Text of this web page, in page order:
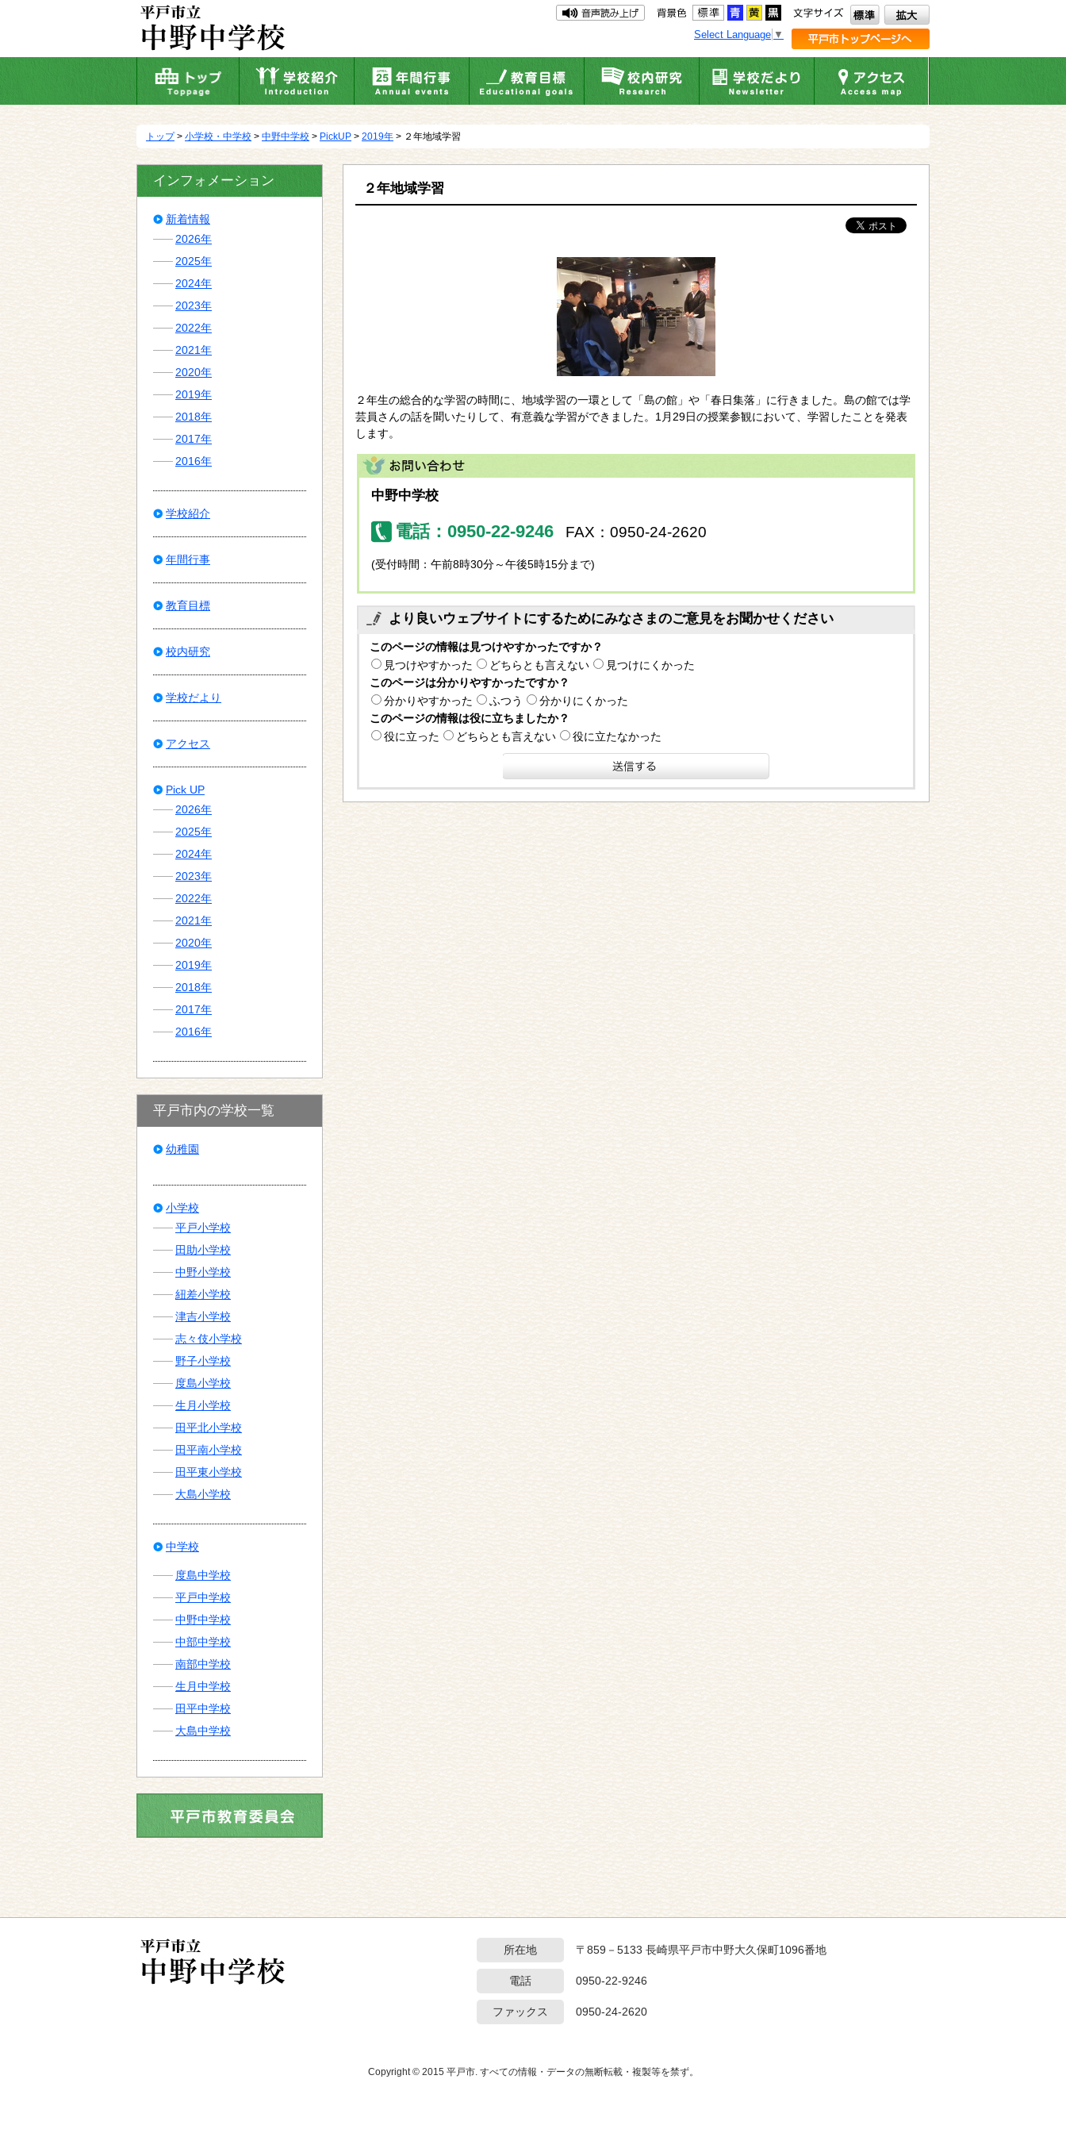
動
Select Language ▼
トップ> 小学校・中学校 > 中野中学校 > PickUP > 2019年 > ２年地域学習
２年地域学習
２年生の総合的な学習の時間に、地域学習の一環として「島の館」や「春日集落」に行きました。島の館では学
芸員さんの話を聞いたりして、有意義な学習ができました。1月29日の授業参観において、学習したことを発表
します。
中野中学校
電話：0950-22-9246 FAX：0950-24-2620
(受付時間：午前8時30分～午後5時15分まで)
より良いウェブサイトにするためにみなさまのご意見をお聞かせください
このページの情報は見つけやすかったですか？
見つけやすかった
どちらとも言えない
見つけにくかった
このページは分かりやすかったですか？
分かりやすかった
ふつう
分かりにくかった
このページの情報は役に立ちましたか？
役に立った
どちらとも言えない 役に立たなかった
インフォメーション
新着情報
2026年
2025年
2024年
2023年
2022年
2021年
2020年
2019年
2018年
2017年
2016年
学校紹介
年間行事
教育目標
校内研究
学校だより
アクセス
Pick UP
2026年
2025年
2024年
2023年
2022年
2021年
2020年
2019年
2018年
2017年
2016年
平戸市内の学校一覧
幼稚園
小学校
平戸小学校
田助小学校
中野小学校
紐差小学校
津吉小学校
志々伎小学校
野子小学校
度島小学校
生月小学校
田平北小学校
田平南小学校
田平東小学校
大島小学校
中学校
度島中学校
平戸中学校
中野中学校
中部中学校
南部中学校
生月中学校
田平中学校
大島中学校
所在地 〒859－5133 長崎県平戸市中野大久保町1096番地
電話 0950-22-9246
ファックス 0950-24-2620
Copyright © 2015 平戸市. すべての情報・データの無断転載・複製等を禁ず。